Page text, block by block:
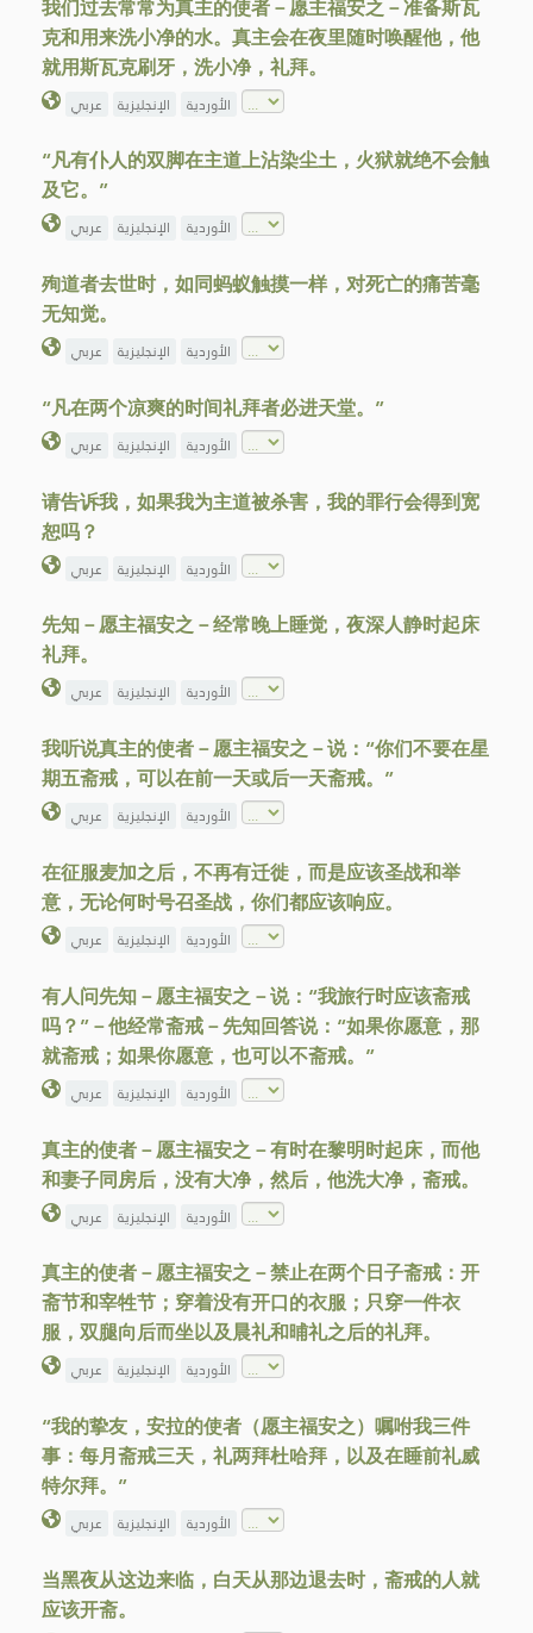
我们过去常常为真主的使者－愿主福安之－准备斯瓦
克和用来洗小净的水。真主会在夜里随时唤醒他，他
就用斯瓦克刷牙，洗小净，礼拜。
عربي الإنجليزية الأوردية
“凡有仆人的双脚在主道上沾染尘土，火狱就绝不会触
及它。”
عربي الإنجليزية الأوردية
殉道者去世时，如同蚂蚁触摸一样，对死亡的痛苦毫
无知觉。
عربي الإنجليزية الأوردية
“凡在两个凉爽的时间礼拜者必进天堂。”
عربي الإنجليزية الأوردية
请告诉我，如果我为主道被杀害，我的罪行会得到宽
恕吗？
عربي الإنجليزية الأوردية
先知－愿主福安之－经常晚上睡觉，夜深人静时起床
礼拜。
عربي الإنجليزية الأوردية
我听说真主的使者－愿主福安之－说：“你们不要在星
期五斋戒，可以在前一天或后一天斋戒。”
عربي الإنجليزية الأوردية
在征服麦加之后，不再有迁徙，而是应该圣战和举
意，无论何时号召圣战，你们都应该响应。
عربي الإنجليزية الأوردية
有人问先知－愿主福安之－说：“我旅行时应该斋戒
吗？”－他经常斋戒－先知回答说：“如果你愿意，那
就斋戒；如果你愿意，也可以不斋戒。”
عربي الإنجليزية الأوردية
真主的使者－愿主福安之－有时在黎明时起床，而他
和妻子同房后，没有大净，然后，他洗大净，斋戒。
عربي الإنجليزية الأوردية
真主的使者－愿主福安之－禁止在两个日子斋戒：开
斋节和宰牲节；穿着没有开口的衣服；只穿一件衣
服，双腿向后而坐以及晨礼和晡礼之后的礼拜。
عربي الإنجليزية الأوردية
“我的挚友，安拉的使者（愿主福安之）嘱咐我三件
事：每月斋戒三天，礼两拜杜哈拜，以及在睡前礼威
特尔拜。”
عربي الإنجليزية الأوردية
当黑夜从这边来临，白天从那边退去时，斋戒的人就
应该开斋。